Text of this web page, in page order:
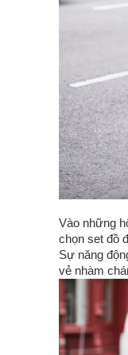
Vào những
chọn set đồ
Sự năng
vẻ nhàm